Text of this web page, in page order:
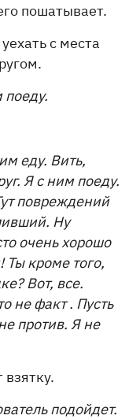
пошатывает.
с места
поеду.
еду. Вить,
Я с ним поеду.
повреждений
Ну
очень хорошо
кроме того,
Вот, все.
не факт . Пусть
против. Я не
взятку.
подойдет.